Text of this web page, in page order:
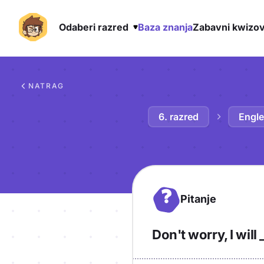
Odaberi razred Baza znanjaZabavni
NATRAG
6. razred
? Pitanje
Don't worry, I will